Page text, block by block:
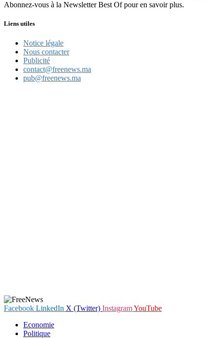
Abonnez-vous à la Newsletter Best Of pour en savoir plus.
Liens utiles
Notice légale
Nous contacter
Publicité
contact@freenews.ma
pub@freenews.ma
Facebook LinkedIn X (Twitter) InstagramYouTube
Economie
Politique